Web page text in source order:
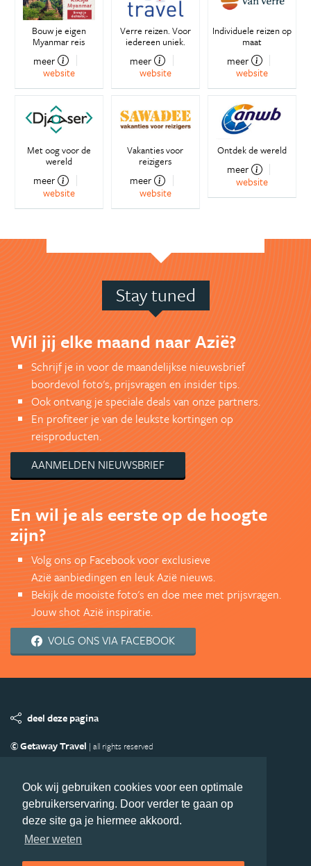
Ook wij gebruiken cookies voor een optimale
gebruikerservaring. Door verder te gaan op
deze site ga je hiermee akkoord.
Meer weten
Bouw je eigen
Myanmar reis
meer
website
Verre reizen. Voor
iedereen uniek.
meer
website
Individuele reizen op
maat
meer
website
Met oog voor de
wereld
meer
website
Vakanties voor
reizigers
meer
website
Ontdek de wereld
meer
website
Stay tuned
Wil jij elke maand naar Azië?
Schrijf je in voor de maandelijkse nieuwsbrief
boordevol foto's, prijsvragen en insider tips.
Ook ontvang je speciale deals van onze partners.
En profiteer je van de leukste kortingen op
reisproducten.
AANMELDEN NIEUWSBRIEF
En wil je als eerste op de hoogte
zijn?
Volg ons op Facebook voor exclusieve
Azië aanbiedingen en leuk Azië nieuws.
Bekijk de mooiste foto's en doe mee met prijsvragen.
Jouw shot Azië inspiratie.
VOLG ONS VIA FACEBOOK
deel deze pagina
© Getaway Travel | all rights reserved
Copyright
Privacy statement Disclaimer
Cookies
Volg Azie.nl
Nieuwsbrief
Facebook